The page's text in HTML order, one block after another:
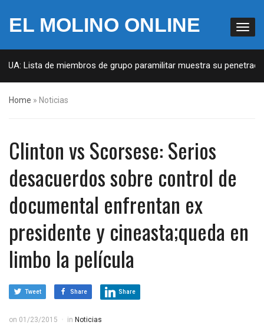
EL MOLINO ONLINE
Lista de miembros de grupo paramilitar muestra su
Home » Noticias
Clinton vs Scorsese: Serios
desacuerdos sobre control de
documental enfrentan ex
presidente y cineasta;queda en
limbo la película
Tweet Share Share
on 01/23/2015 in Noticias